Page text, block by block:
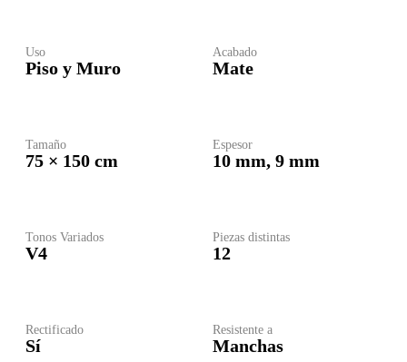
Uso
Piso y Muro
Acabado
Mate
Tamaño
75 × 150 cm
Espesor
10 mm, 9 mm
Tonos Variados
V4
Piezas distintas
12
Rectificado
Sí
Resistente a
Manchas